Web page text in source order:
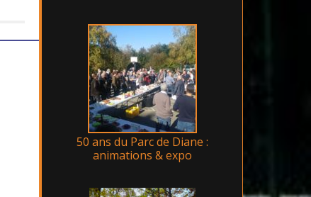
50 ans du Parc de Diane :
animations & expo